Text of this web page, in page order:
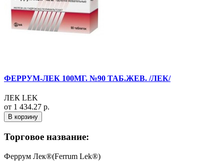
ФЕРРУМ-ЛЕК 100МГ. №90 ТАБ.ЖЕВ. /ЛЕК/
ЛЕК LEK
от 1 434.27 р.
В корзину
Торговое название:
Феррум Лек®(Ferrum Lek®)